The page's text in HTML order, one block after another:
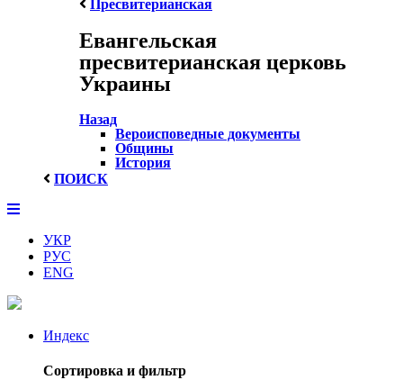
Пресвитерианская
Евангельская
пресвитерианская церковь
Украины
Назад
Вероисповедные документы
Общины
История
ПОИСК
УКР
РУС
ENG
Индекс
Сортировка и фильтр